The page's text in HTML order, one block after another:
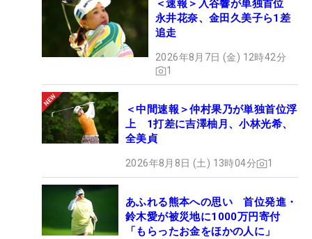
＜速報＞入谷響が単独首位
永井花奈、金田久美子ら1差
追走
2026年8月7日 (金) 12時42分
1
＜中間速報＞仲村果乃が単独首位浮
上 1打差に吉澤柚月、小林光希、
全美貞
2026年8月8日 (土) 13時04分 1
あふれる熊本への思い 首位発進・
鈴木愛が被災地に1000万円寄付
「もらったお金をほかの人に」